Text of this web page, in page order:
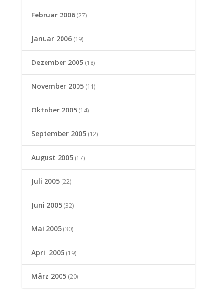
Februar 2006(27)
Januar 2006(19)
Dezember 2005(18)
November 2005(11)
Oktober 2005(14)
September 2005(12)
August 2005(17)
Juli 2005(22)
Juni 2005(32)
Mai 2005(30)
April 2005(19)
März 2005(20)